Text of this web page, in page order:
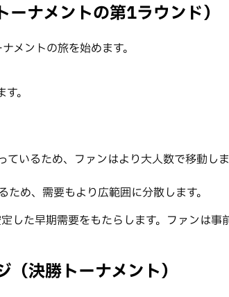
ナメントの第1ラウンド）
メントの旅を始めます。
。
いるため、ファンはより大人数で移動しま
め、需要もより広範囲に分散します。
した早期需要をもたらします。ファンは
決勝トーナメント）